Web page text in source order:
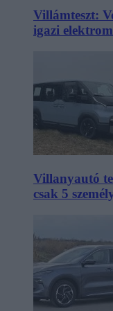
Villámteszt:
igazi
Villanyautó
csak 5